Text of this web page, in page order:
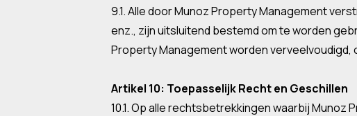
9.1. Alle door Munoz Property Management
enz., zijn uitsluitend bestemd om te worden
Property Management worden
Artikel 10: Toepasselijk Recht en Geschillen
10.1. Op alle rechtsbetrekkingen waarbij